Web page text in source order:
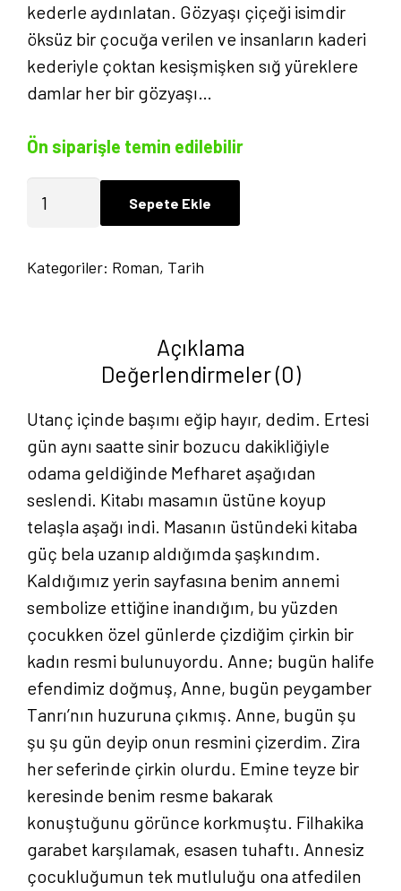
Anasayfa
kederle aydınlatan. Gözyaşı çiçeği isimdir
öksüz bir çocuğa verilen ve insanların kaderi
kederiyle çoktan kesişmişken sığ yüreklere
damlar her bir gözyaşı…
Ön siparişle temin edilebilir
Çiçeği
Hatice
Sepete Ekle
Kategoriler: Roman, Tarih
Açıklama
Değerlendirmeler (0)
Utanç içinde başımı eğip hayır, dedim. Ertesi
gün aynı saatte sinir bozucu dakikliğiyle
odama geldiğinde Mefharet aşağıdan
seslendi. Kitabı masamın üstüne koyup
telaşla aşağı indi. Masanın üstündeki kitaba
güç bela uzanıp aldığımda şaşkındım.
Kaldığımız yerin sayfasına benim annemi
sembolize ettiğine inandığım, bu yüzden
çocukken özel günlerde çizdiğim çirkin bir
kadın resmi bulunuyordu. Anne; bugün halife
efendimiz doğmuş, Anne, bugün peygamber
Tanrı’nın huzuruna çıkmış. Anne, bugün şu
şu şu gün deyip onun resmini çizerdim. Zira
her seferinde çirkin olurdu. Emine teyze bir
keresinde benim resme bakarak
konuştuğunu görünce korkmuştu. Filhakika
garabet karşılamak, esasen tuhaftı. Annesiz
çocukluğumun tek mutluluğu ona atfedilen